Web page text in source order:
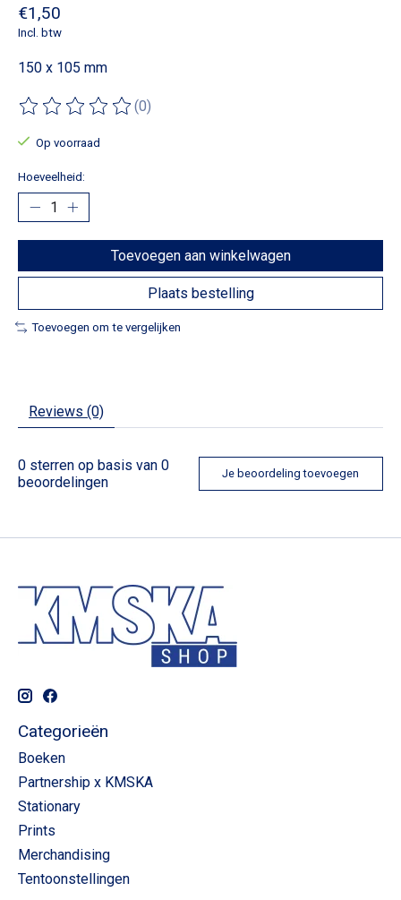
€1,50
Incl. btw
150 x 105 mm
De beoordeling van dit product is
(0)
Op voorraad
Hoeveelheid:
Toevoegen aan winkelwagen
Plaats bestelling
Toevoegen om te vergelijken
Reviews (0)
0 sterren op basis van 0
beoordelingen
Je beoordeling toevoegen
Categorieën
Boeken
Partnership x KMSKA
Stationary
Prints
Merchandising
Tentoonstellingen